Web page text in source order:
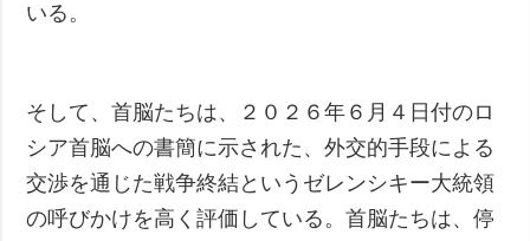
いる。
そして、首脳たちは、２０２６年６月４日付のロ
シア首脳への書簡に示された、外交的手段による
交渉を通じた戦争終結というゼレンシキー大統領
の呼びかけを高く評価している。首脳たちは、停